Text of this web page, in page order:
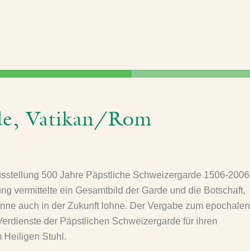
Vatikan/Rom
500 Jahre Päpstliche Schweizergarde 1506-2006
vermittelte ein Gesamtbild der Garde und die Botschaft,
auch in der Zukunft lohne. Der Vergabe zum epochalen
der Päpstlichen Schweizergarde für ihren
Heiligen Stuhl.